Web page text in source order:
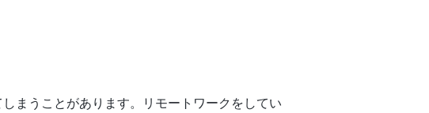
まうことがあります。リモートワークをしてい